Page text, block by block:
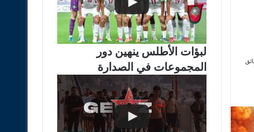
لبؤات الأطلس ينهين دور
المجموعات في الصدارة